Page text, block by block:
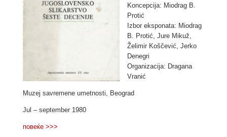
Koncepcija: Miodrag B.
Protić
Izbor eksponata: Miodrag
B. Protić, Jure Mikuž,
Želimir Koščević, Jerko
Denegri
Organizacija: Dragana
Vranić
Muzej savremene umetnosti, Beograd
Jul – september 1980
повеќе >>>